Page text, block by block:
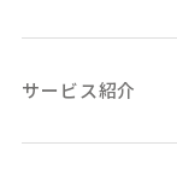
サービス紹介